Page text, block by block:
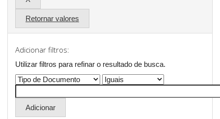
Retornar valores
Adicionar filtros:
Utilizar filtros para refinar o resultado de busca.